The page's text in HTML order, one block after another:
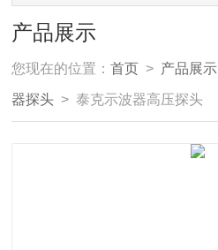
产品展示
您现在的位置：首页 > 产品展示
器探头 > 泰克示波器高压探头